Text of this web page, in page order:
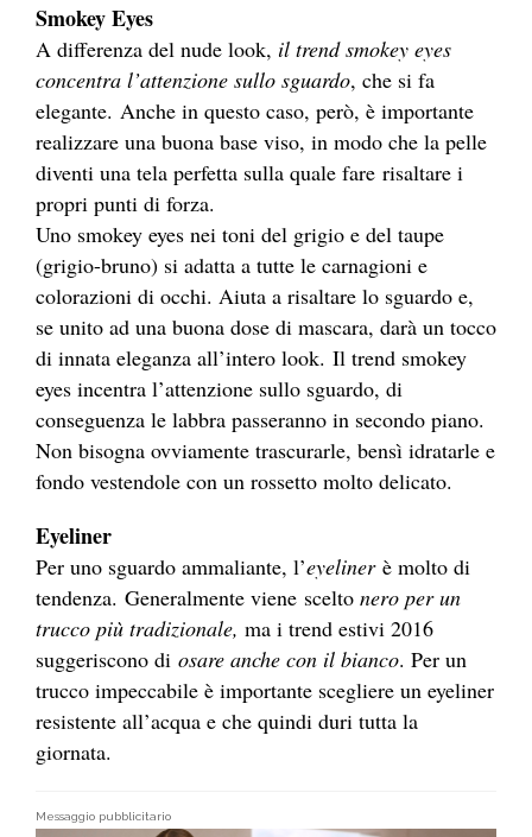
Smokey Eyes
A differenza del nude look, il trend smokey eyes
concentra l’attenzione sullo sguardo, che si fa
elegante. Anche in questo caso, però, è importante
realizzare una buona base viso, in modo che la pelle
diventi una tela perfetta sulla quale fare risaltare i
propri punti di forza.
Uno smokey eyes nei toni del grigio e del taupe
(grigio-bruno) si adatta a tutte le carnagioni e
colorazioni di occhi. Aiuta a risaltare lo sguardo e,
se unito ad una buona dose di mascara, darà un tocco
di innata eleganza all’intero look. Il trend smokey
eyes incentra l’attenzione sullo sguardo, di
conseguenza le labbra passeranno in secondo piano.
Non bisogna ovviamente trascurarle, bensì idratarle e
fondo vestendole con un rossetto molto delicato.
Eyeliner
Per uno sguardo ammaliante, l’eyeliner è molto di
tendenza. Generalmente viene scelto nero per un
trucco più tradizionale, ma i trend estivi 2016
suggeriscono di osare anche con il bianco. Per un
trucco impeccabile è importante scegliere un eyeliner
resistente all’acqua e che quindi duri tutta la
giornata.
Messaggio pubblicitario